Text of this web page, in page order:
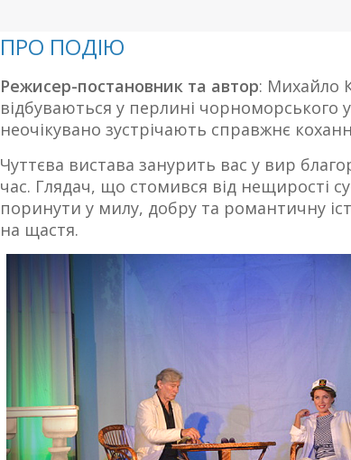
ПРО ПОДІЮ
Режисер-постановник та автор: Михайло
відбуваються у перлині чорноморського
неочікувано зустрічають справжнє
Чуттєва вистава занурить вас у вир
час. Глядач, що стомився від нещирості
поринути у милу, добру та романтичну
на щастя.